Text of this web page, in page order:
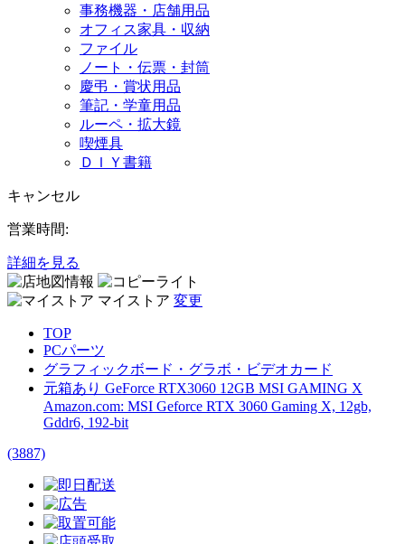
事務機器・店舗用品
オフィス家具・収納
ファイル
ノート・伝票・封筒
慶弔・賞状用品
筆記・学童用品
ルーペ・拡大鏡
喫煙具
ＤＩＹ書籍
キャンセル
営業時間:
詳細を見る
マイストア 変更
TOP
PCパーツ
グラフィックボード・グラボ・ビデオカード
元箱あり GeForce RTX3060 12GB MSI GAMING X
Amazon.com: MSI Geforce RTX 3060 Gaming X, 12gb,
Gddr6, 192-bit
(3887)